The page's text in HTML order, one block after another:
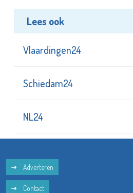
Lees ook
Vlaardingen24
Schiedam24
NL24
Adverteren
Contact